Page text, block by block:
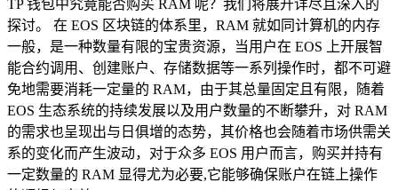
TP 钱包中究竟能否购买 RAM 呢？我们将展开详尽且深入的
探讨。 在 EOS 区块链的体系里，RAM 就如同计算机的内存
一般，是一种数量有限的宝贵资源，当用户在 EOS 上开展智
能合约调用、创建账户、存储数据等一系列操作时，都不可避
免地需要消耗一定量的 RAM，由于其总量固定且有限，随着
EOS 生态系统的持续发展以及用户数量的不断攀升，对 RAM
的需求也呈现出与日俱增的态势，其价格也会随着市场供需关
系的变化而产生波动，对于众多 EOS 用户而言，购买并持有
一定数量的 RAM 显得尤为必要,它能够确保账户在链上操作